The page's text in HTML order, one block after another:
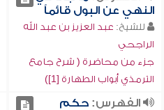
النهي عن البول قائماً
للشيخ: عبد العزيز بن عبد الله
الراجحي
جزء من محاضرة ( شرح جامع
الترمذي أبواب الطهارة [1])
الفهرس:حكم